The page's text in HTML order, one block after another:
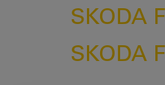
SKODA
SKODA